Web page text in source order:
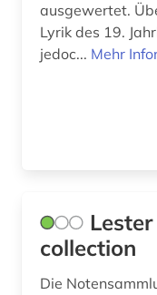
ausgewertet.
Lyrik des 19.
jedoc... Mehr
collection
Die